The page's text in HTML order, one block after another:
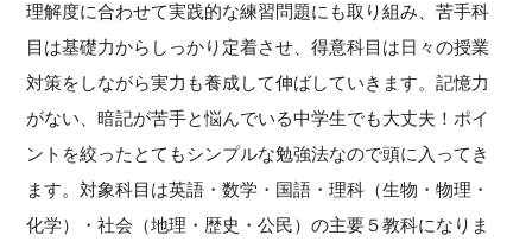
理解度に合わせて実践的な練習問題にも取り組み、苦手科
目は基礎力からしっかり定着させ、得意科目は日々の授業
対策をしながら実力も養成して伸ばしていきます。記憶力
がない、暗記が苦手と悩んでいる中学生でも大丈夫！ポイ
ントを絞ったとてもシンプルな勉強法なので頭に入ってき
ます。対象科目は英語・数学・国語・理科（生物・物理・
化学）・社会（地理・歴史・公民）の主要５教科になりま